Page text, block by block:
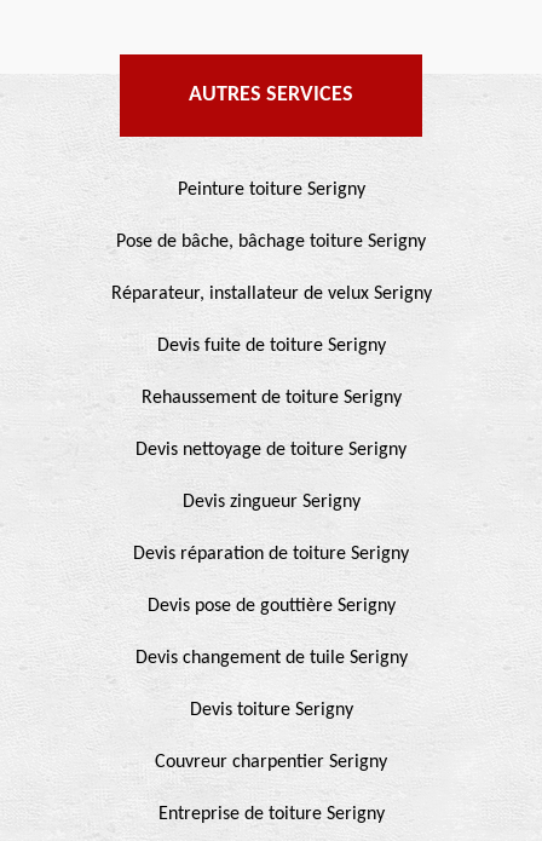
AUTRES SERVICES
Peinture toiture Serigny
Pose de bâche, bâchage toiture Serigny
Réparateur, installateur de velux Serigny
Devis fuite de toiture Serigny
Rehaussement de toiture Serigny
Devis nettoyage de toiture Serigny
Devis zingueur Serigny
Devis réparation de toiture Serigny
Devis pose de gouttière Serigny
Devis changement de tuile Serigny
Devis toiture Serigny
Couvreur charpentier Serigny
Entreprise de toiture Serigny